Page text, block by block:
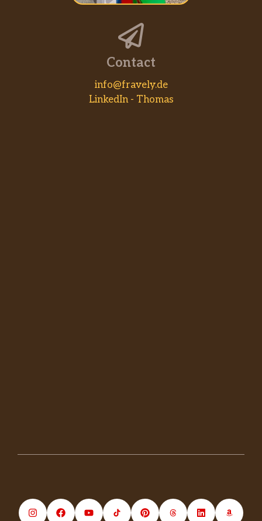
Contact
info@fravely.de
LinkedIn - Thomas